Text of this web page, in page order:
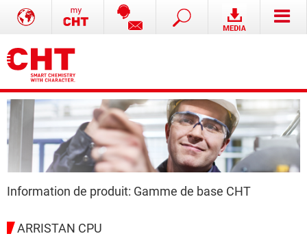
Information de produit: Gamme de base CHT
ARRISTAN CPU